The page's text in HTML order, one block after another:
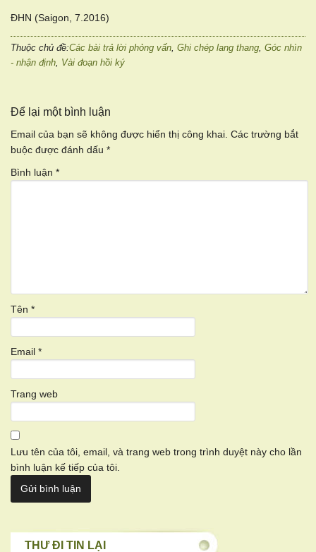
ĐHN (Saigon, 7.2016)
Thuộc chủ đề:Các bài trả lời phỏng vấn, Ghi chép lang thang, Góc nhìn
- nhận định, Vài đoạn hồi ký
Để lại một bình luận
Email của bạn sẽ không được hiển thị công khai. Các trường bắt
buộc được đánh dấu *
Bình luận *
Tên *
Email *
Trang web
Lưu tên của tôi, email, và trang web trong trình duyệt này cho lần
bình luận kế tiếp của tôi.
THƯ ĐI TIN LẠI